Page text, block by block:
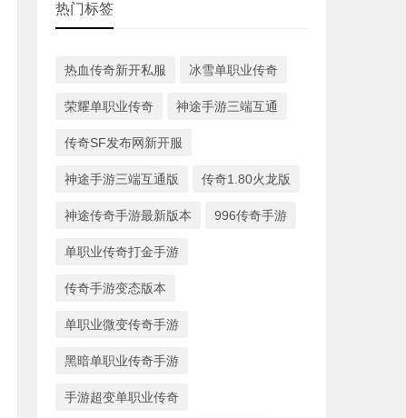
热门标签
热血传奇新开私服 冰雪单职业传奇
荣耀单职业传奇 神途手游三端互通
传奇SF发布网新开服
神途手游三端互通版 传奇1.80火龙版
神途传奇手游最新版本 996传奇手游
单职业传奇打金手游
传奇手游变态版本
单职业微变传奇手游
黑暗单职业传奇手游
手游超变单职业传奇